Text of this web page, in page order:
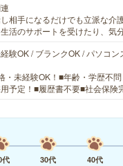
相手になるだけでも立派な介
活のサポートを受けたり、気
験OK / ブランクOK / パソコン
・未経験OK！■年齢・学歴不
予定！■履歴書不要■社会保険
代
30代 40代